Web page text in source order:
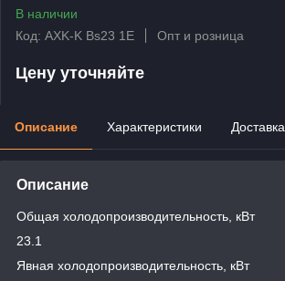
В наличии
Код: AXK-K Bs23 1E
Опт и розница
Цену уточняйте
Описание Характеристики Доставка
Описание
Общая холодопроизводительность, кВт
23.1
Явная холодопроизводительность, кВт